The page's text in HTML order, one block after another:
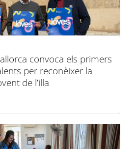
convoca els primers
per reconèixer la
de l’illa